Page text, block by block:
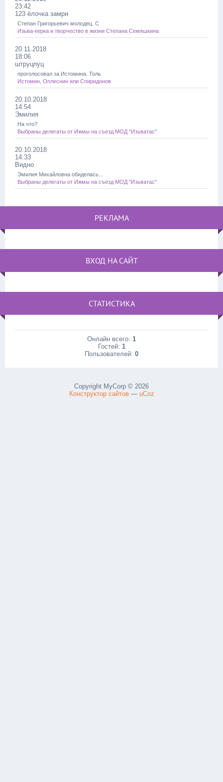
23:42
123 ёлочка замри
Степан Григорьевич молодец. С
Изьва-керка и творчество в жизни Степана Семяшкина
20.11.2018
18:06
штруцпуц
проголосовал за Истомина. Толь
Истомин, Оплеснин или Спиридонов
20.10.2018
14:54
Эмилия
На что?
Выбраны делегаты от Ижмы на съезд МОД "Изьватас"
20.10.2018
14:33
Видно
Эмилия Михайловна обиделась...
Выбраны делегаты от Ижмы на съезд МОД "Изьватас"
РЕКЛАМА
ВХОД НА САЙТ
СТАТИСТИКА
Онлайн всего: 1
Гостей: 1
Пользователей: 0
Copyright MyCorp © 2026
Конструктор сайтов— uCoz